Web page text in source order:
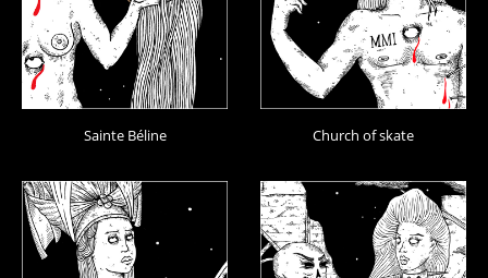
Sainte Béline Church of skate